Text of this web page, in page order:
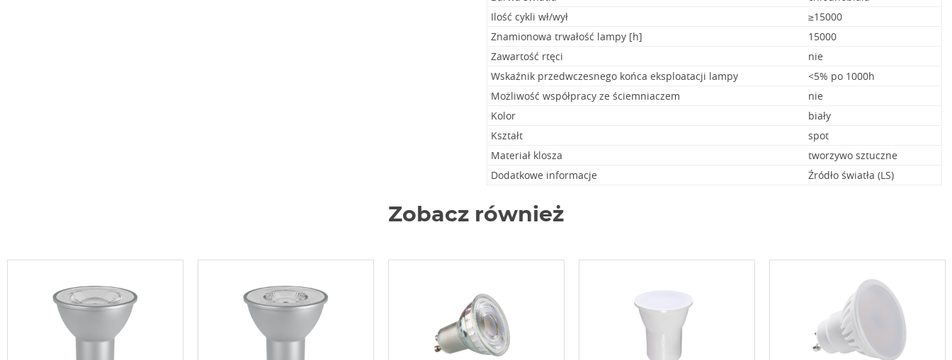
Ilość cykli wł/wył
≥15000
Znamionowa trwałość lampy [h]
15000
Zawartość rtęci
nie
Wskaźnik przedwczesnego końca eksploatacji lampy
<5% po 1000h
Możliwość współpracy ze ściemniaczem
nie
Kolor
biały
Kształt
spot
Materiał klosza
tworzywo sztuczne
Dodatkowe informacje
Źródło światła (LS)
Zobacz również